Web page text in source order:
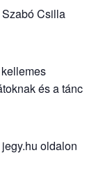
Csilla
és a tánc
oldalon